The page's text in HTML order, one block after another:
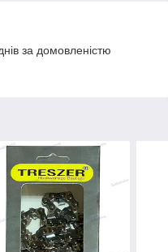
за домовленістю